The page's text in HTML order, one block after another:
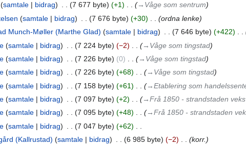
samtale bidrag 7 677 byte +1
→‎Våge som sentrum
samtale bidrag 7 676 byte +30
ordna lenke
Munch-Møller (Marthe Glad) samtale bidrag 7 646 byte +422
samtale bidrag 7 224 byte −2
→‎Våge som tingstad
samtale bidrag 7 226 byte 0
→‎Våge som tingstad
samtale bidrag 7 226 byte +68
→‎Våge som tingstad
samtale bidrag 7 158 byte +61
→‎Etablering som
samtale bidrag 7 097 byte +2
→‎Frå 1850 - strandstaden
samtale bidrag 7 095 byte +48
→‎Frå 1850 - strandstaden
samtale bidrag 7 047 byte +62
(Kallrustad) samtale bidrag 6 985 byte −2
korr.